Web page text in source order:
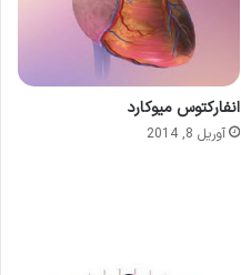
انفارکتوس میوکارد
آوریل 8, 2014